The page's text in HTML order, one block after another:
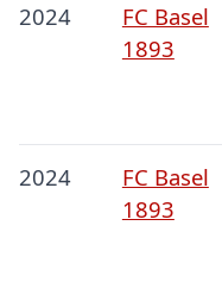
2024
FC Basel
1893
2024
FC Basel
1893